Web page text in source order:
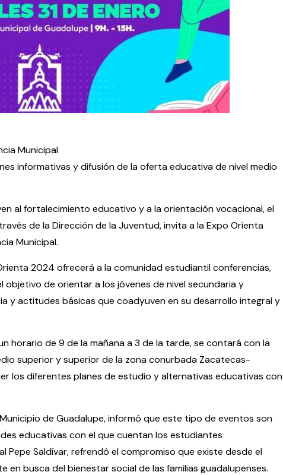
Municipal
informativas y difusión de la oferta educativa de nivel medio
al fortalecimiento educativo y a la orientación vocacional, el
de la Dirección de la Juventud, invita a la Expo Orienta
Municipal.
2024 ofrecerá a la comunidad estudiantil conferencias,
de orientar a los jóvenes de nivel secundaria y
y actitudes básicas que coadyuven en su desarrollo integral y
horario de 9 de la mañana a 3 de la tarde, se contará con la
superior y superior de la zona conurbada Zacatecas-
los diferentes planes de estudio y alternativas educativas con
de Guadalupe, informó que este tipo de eventos son
educativas con el que cuentan los estudiantes
Pepe Saldívar, refrendó el compromiso que existe desde el
busca del bienestar social de las familias guadalupenses.